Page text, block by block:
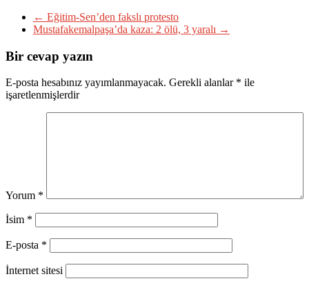
← Eğitim-Sen’den fakslı protesto
Mustafakemalpaşa’da kaza: 2 ölü, 3 yaralı →
Bir cevap yazın
E-posta hesabınız yayımlanmayacak. Gerekli alanlar * ile
işaretlenmişlerdir
Yorum *
İsim *
E-posta *
İnternet sitesi